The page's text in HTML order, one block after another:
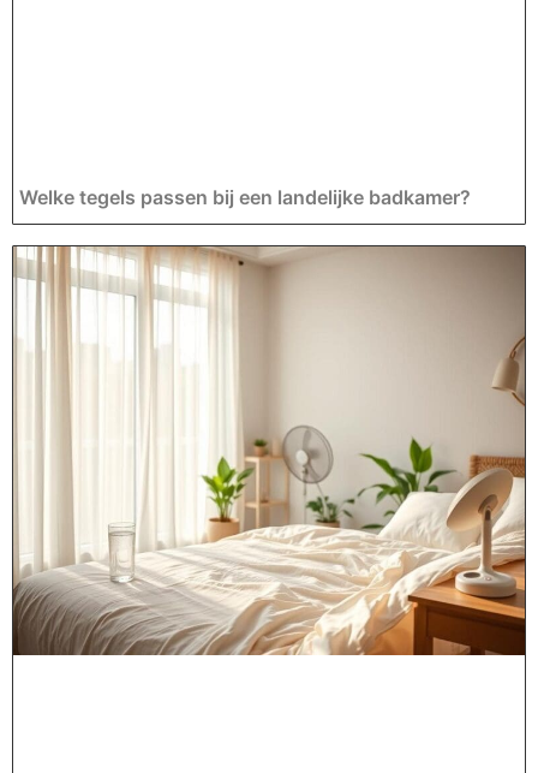
Welke tegels passen bij een landelijke badkamer?